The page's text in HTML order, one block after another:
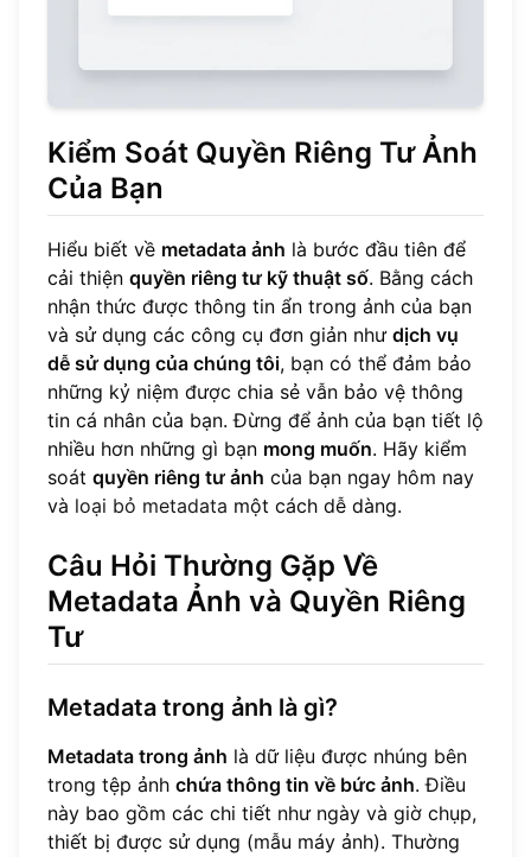
Kiểm Soát Quyền Riêng Tư Ảnh
Của Bạn
Hiểu biết về metadata ảnh là bước đầu tiên để
cải thiện quyền riêng tư kỹ thuật số. Bằng cách
nhận thức được thông tin ẩn trong ảnh của bạn
và sử dụng các công cụ đơn giản như dịch vụ
dễ sử dụng của chúng tôi, bạn có thể đảm bảo
những kỷ niệm được chia sẻ vẫn bảo vệ thông
tin cá nhân của bạn. Đừng để ảnh của bạn tiết lộ
nhiều hơn những gì bạn mong muốn. Hãy kiểm
soát quyền riêng tư ảnh của bạn ngay hôm nay
và loại bỏ metadata một cách dễ dàng.
Câu Hỏi Thường Gặp Về
Metadata Ảnh và Quyền Riêng
Tư
Metadata trong ảnh là gì?
Metadata trong ảnh là dữ liệu được nhúng bên
trong tệp ảnh chứa thông tin về bức ảnh. Điều
này bao gồm các chi tiết như ngày và giờ chụp,
thiết bị được sử dụng (mẫu máy ảnh). Thường